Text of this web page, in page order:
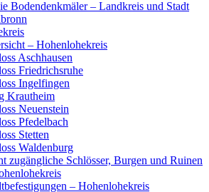
Bodendenkmäler – Landkreis und Stadt
– Hohenlohekreis
Aschhausen
Friedrichsruhe
Ingelfingen
Krautheim
Neuenstein
Pfedelbach
Stetten
Waldenburg
zugängliche Schlösser, Burgen und Ruinen
– Hohenlohekreis